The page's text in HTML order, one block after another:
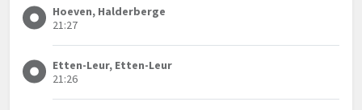
Hoeven, Halderberge
21:27
Etten-Leur, Etten-Leur
21:26